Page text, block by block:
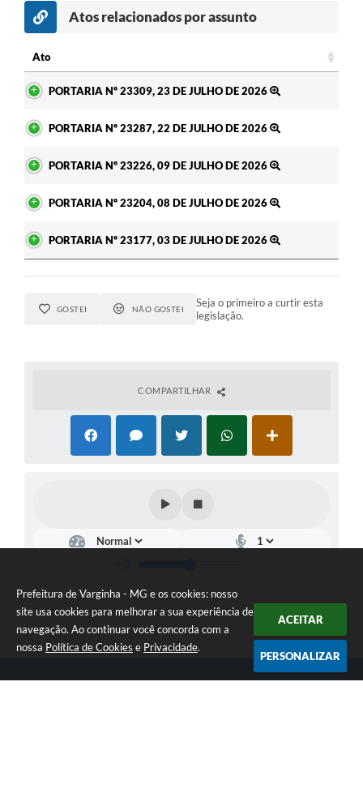
Prefeitura de Varginha - MG e os cookies: nosso
site usa cookies para melhorar a sua experiência de
navegação. Ao continuar você concorda com a
nossa Política de Cookies e Privacidade.
ACEITAR
PERSONALIZAR
Atos relacionados por assunto
Ato
PORTARIA Nº 23309, 23 DE JULHO DE 2026
PORTARIA Nº 23287, 22 DE JULHO DE 2026
PORTARIA Nº 23226, 09 DE JULHO DE 2026
PORTARIA Nº 23204, 08 DE JULHO DE 2026
PORTARIA Nº 23177, 03 DE JULHO DE 2026
GOSTEI NÃO GOSTEI
Seja o primeiro a curtir esta
legislação.
COMPARTILHAR